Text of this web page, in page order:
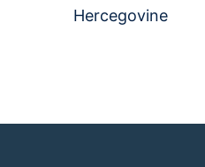
Hercegovine